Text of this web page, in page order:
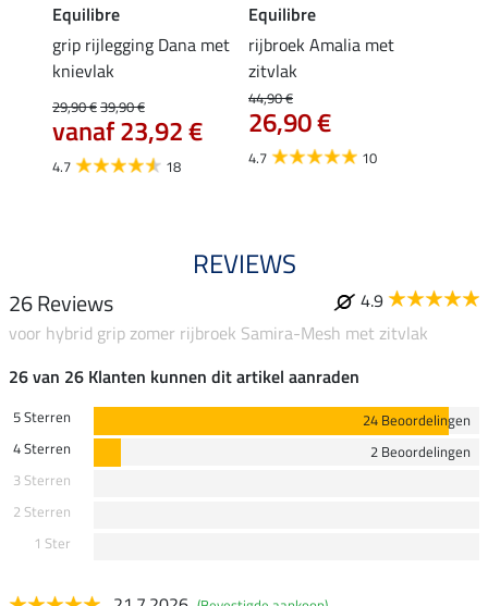
Equilibre
grip rijlegging Dana met
knievlak
29,90 €39,90 €
vanaf 23,92 €
4.7 18
Equilibre
rijbroek Amalia met
zitvlak
44,90 €
26,90 €
4.7 10
REVIEWS
26 Reviews
4.9
voor hybrid grip zomer rijbroek Samira-Mesh met zitvlak
26 van 26 Klanten kunnen dit artikel aanraden
5 Sterren
24 Beoordelingen
4 Sterren
2 Beoordelingen
3 Sterren
2 Sterren
1 Ster